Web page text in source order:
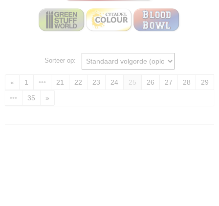
Sorteer op:
« 1 ••• 21 22 23 24 25 26 27 28
29
•••
35 »